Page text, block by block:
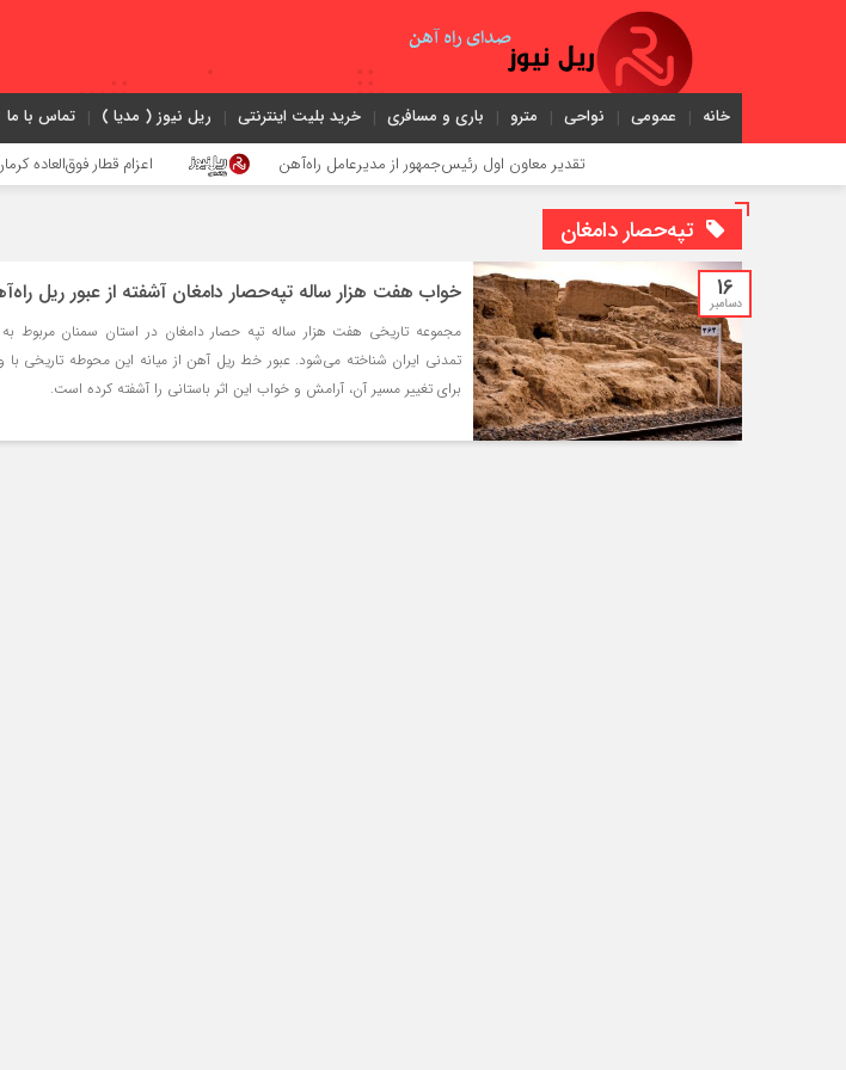
خانه عمومی نواحی مترو باری و مسافری خرید بلیت اینترنتی ریل نیوز ( مدیا ) تماس با ما
تقدیر معاون اول رئیس‌جمهور از مدیرعامل راه‌آهن اعزام قطار فوق‌العاده کرمان –
تپه‌حصار دامغان
16
دسامبر خواب هفت‌ هزار ساله تپه‌حصار دامغان آشفته از عبور ریل
مجموعه تاریخی هفت هزار ساله تپه حصار دامغان در استان سمنان مربوط
تمدنی ایران شناخته می‌شود. عبور خط ریل آهن از میانه این محوطه تاریخی با
برای تغییر مسیر آن، آرامش و خواب این اثر باستانی را آشفته کرده است.